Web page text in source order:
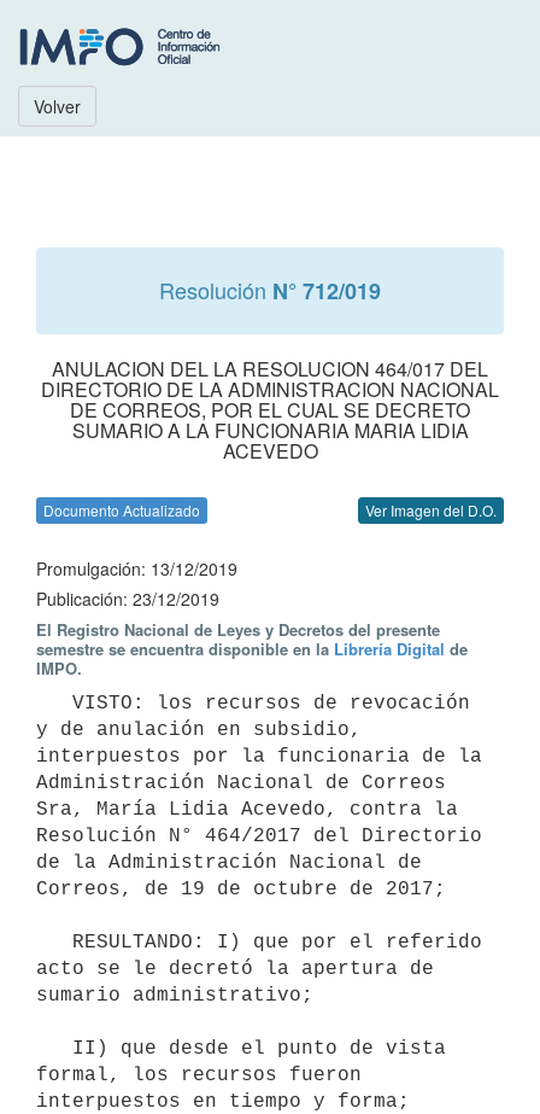
Volver
Resolución N° 712/019
ANULACION DEL LA RESOLUCION 464/017 DEL
DIRECTORIO DE LA ADMINISTRACION NACIONAL
DE CORREOS, POR EL CUAL SE DECRETO
SUMARIO A LA FUNCIONARIA MARIA LIDIA
ACEVEDO
Documento Actualizado Ver Imagen del D.O.
Promulgación: 13/12/2019
Publicación: 23/12/2019
El Registro Nacional de Leyes y Decretos del presente
semestre se encuentra disponible en la Librería Digital de
IMPO.
y de anulación en subsidio,
interpuestos por la funcionaria de la
Administración Nacional de Correos
Sra, María Lidia Acevedo, contra la
Resolución N° 464/2017 del Directorio
de la Administración Nacional de
Correos, de 19 de octubre de 2017;
acto se le decretó la apertura de
sumario administrativo;
formal, los recursos fueron
interpuestos en tiempo y forma;